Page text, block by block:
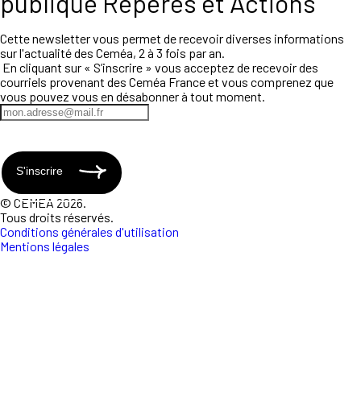
Cette newsletter vous permet de recevoir diverses informations
sur l'actualité des Ceméa, 2 à 3 fois par an.
En cliquant sur « S’inscrire » vous acceptez de recevoir des
courriels provenant des Ceméa France et vous comprenez que
vous pouvez vous en désabonner à tout moment.
S'inscrire
© CEMEA 2026.
Tous droits réservés.
Conditions générales d'utilisation
Mentions légales